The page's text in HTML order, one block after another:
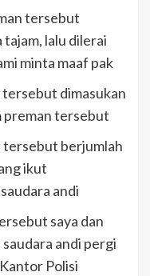
tersebut
lalu dilerai
minta maaf pak
dimasukan
preman tersebut
tersebut berjumlah
ikut
andi
saya dan
andi pergi
Polisi